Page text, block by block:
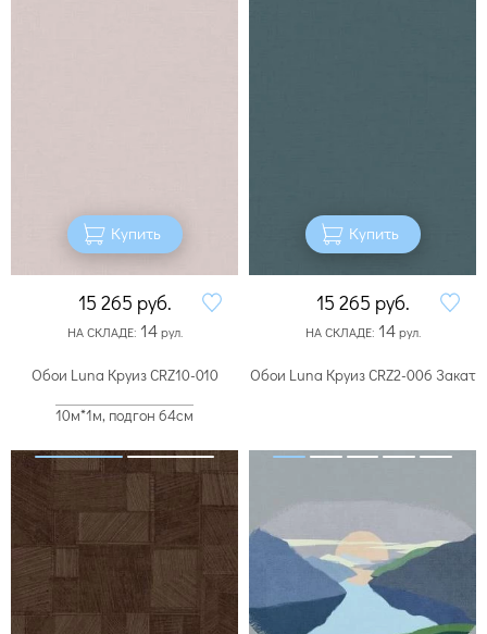
Купить
15 265 руб.
НА СКЛАДЕ: 14рул.
Купить
15 265 руб.
НА СКЛАДЕ: 14рул.
Обои Luna Круиз CRZ10-010
10м*1м, подгон 64см
Обои Luna Круиз CRZ2-006 Закат